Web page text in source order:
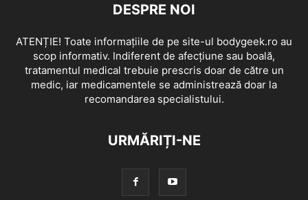
DESPRE NOI
ATENȚIE! Toate informațiile de pe site-ul bodygeek.ro au
scop informativ. Indiferent de afecțiune sau boală,
tratamentul medical trebuie prescris doar de către un
medic, iar medicamentele se administrează doar la
recomandarea specialistului.
URMĂRIȚI-NE